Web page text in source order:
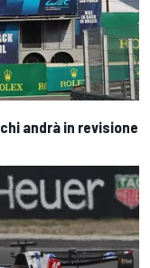
andrà in revisione